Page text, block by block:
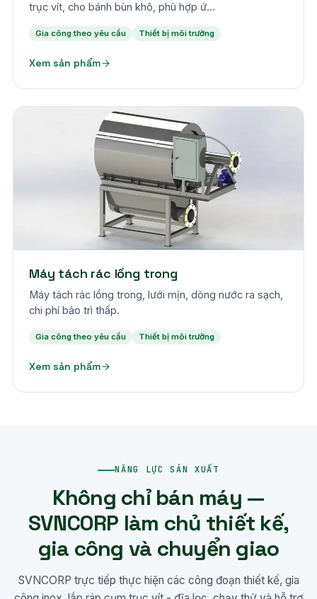
trục vít, cho bánh bùn khô, phù hợp ứ…
Gia công theo yêu cầu Thiết bị môi trường
Xem sản phẩm
Máy tách rác lồng trong
Máy tách rác lồng trong, lưới mịn, dòng nước ra sạch,
chi phí bảo trì thấp.
Gia công theo yêu cầu Thiết bị môi trường
Xem sản phẩm
NĂNG LỰC SẢN XUẤT
Không chỉ bán máy —
SVNCORP làm chủ thiết kế,
gia công và chuyển giao
SVNCORP trực tiếp thực hiện các công đoạn thiết kế, gia